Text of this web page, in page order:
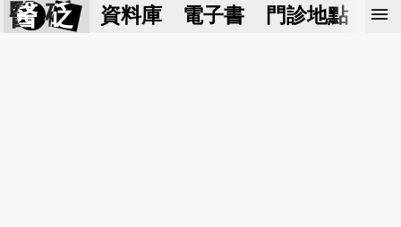
醫 砭 資料庫 電子書 門診地點 預
menu